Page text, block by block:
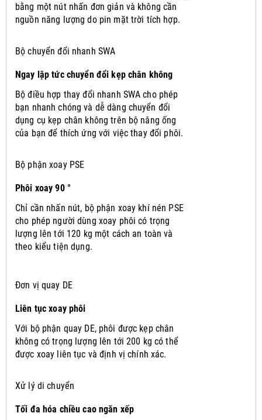
bằng một nút nhấn đơn giản và không cần
nguồn năng lượng do pin mặt trời tích hợp.
Bộ chuyển đổi nhanh SWA
Ngay lập tức chuyển đổi kẹp chân không
Bộ điều hợp thay đổi nhanh SWA cho phép
bạn nhanh chóng và dễ dàng chuyển đổi
dụng cụ kẹp chân không trên bộ nâng ống
của bạn để thích ứng với việc thay đổi phôi.
Bộ phận xoay PSE
Phôi xoay 90 °
Chỉ cần nhấn nút, bộ phận xoay khí nén PSE
cho phép người dùng xoay phôi có trọng
lượng lên tới 120 kg một cách an toàn và
theo kiểu tiện dụng.
Đơn vị quay DE
Liên tục xoay phôi
Với bộ phận quay DE, phôi được kẹp chân
không có trọng lượng lên tới 200 kg có thể
được xoay liên tục và định vị chính xác.
Xử lý di chuyển
Tối đa hóa chiều cao ngăn xếp